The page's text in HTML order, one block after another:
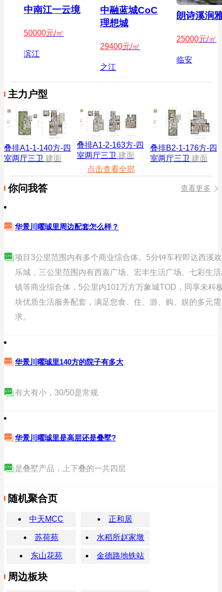
中南江一云境
50000元/㎡
滨江
中融蓝城CoC
理想城
29400元/㎡
之江
朗诗溪涧
25000元/㎡
临安
主力户型
叠排A1-1-140方-四
室两厅三卫 建面
叠排A1-2-163方-四
室两厅三卫 建面
叠排B2-1-176方-四
室两厅三卫 建面
点击查看全部
你问我答 查看更多
华景川曜珹里周边配套怎么样？
项目3公里范围内有多个商业综合体。5分钟车程即达西溪欢
乐城，三公里范围内有西嘉广场、宏丰生活广场、七彩生
镇等商业综合体，5公里内101万方万象城TOD，同享未科
块优质生活服务配套，满足您食、住、游、购、娱的多元需
求。
华景川曜珹里140方的院子有多大
有大有小，30/50是常规
华景川曜珹里是高层还是叠墅?
是叠墅产品，上下叠的一共四层
随机聚合页
中天MCC 正和居
苏荷苑 水稻所赵家墩
东山花苑 金德路地铁站
周边板块